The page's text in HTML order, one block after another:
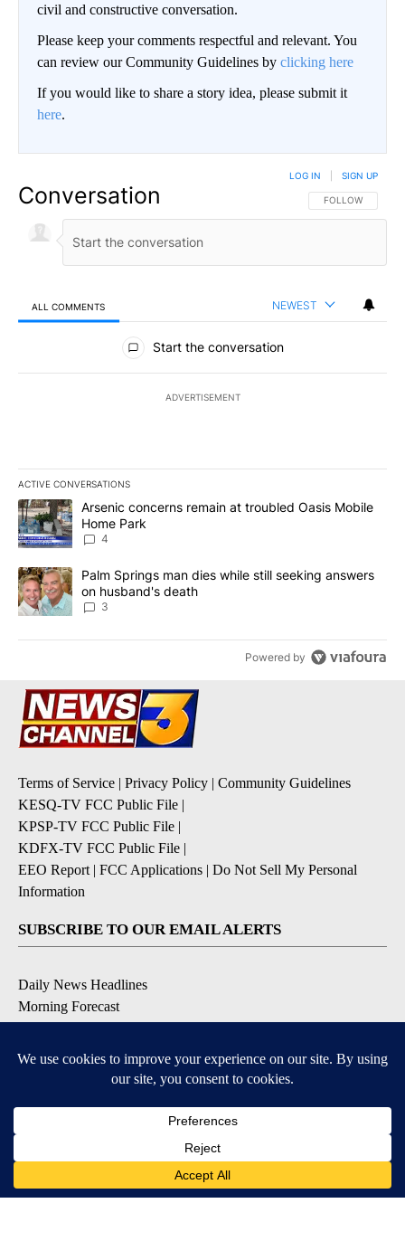
civil and constructive conversation.
Please keep your comments respectful and relevant. You
can review our Community Guidelines by clicking here
If you would like to share a story idea, please submit it
here.
Conversation FOLLOW THIS
FOLLOW
LOG IN SIGN UP
ALL COMMENTS NEWEST
All Comments
Start the conversation
ADVERTISEMENT
ACTIVE CONVERSATIONS
The following is a list of the most commented articles in the last
A trending article titled "Arsenic concerns remain at troubled
Arsenic concerns remain at troubled Oasis Mobile
Home Park
4
A trending article titled "Palm Springs man dies while still
Palm Springs man dies while still seeking answers
on husband's death
3
Powered by
Terms of Service | Privacy Policy | Community Guidelines
KESQ-TV FCC Public File |
KPSP-TV FCC Public File |
KDFX-TV FCC Public File |
EEO Report | FCC Applications | Do Not Sell My Personal
Information
SUBSCRIBE TO OUR EMAIL ALERTS
Daily News Headlines
Morning Forecast
Contests & Promotions
DOWNLOAD OUR APPS
Available for iOS and Android